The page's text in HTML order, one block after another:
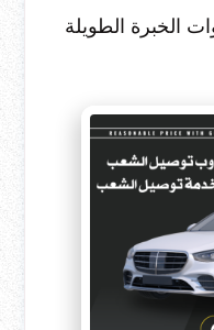
الخبرة الطويلة